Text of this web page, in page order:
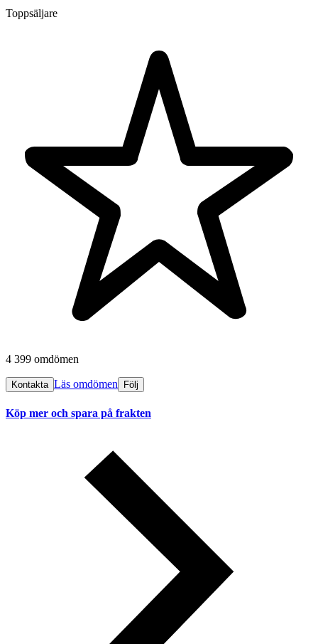
Toppsäljare
4 399 omdömen
Kontakta Läs omdömen Följ
Köp mer och spara på frakten